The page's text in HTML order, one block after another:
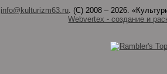
info@kulturizm63.ru. (C) 2008 – 2026.
Webvertex - создание и